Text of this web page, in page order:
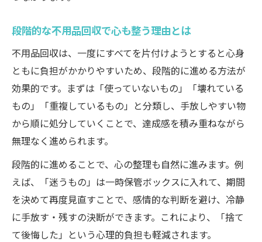
段階的な不用品回収で心も整う理由とは
不用品回収は、一度にすべてを片付けようとすると心身
ともに負担がかかりやすいため、段階的に進める方法が
効果的です。まずは「使っていないもの」「壊れている
もの」「重複しているもの」と分類し、手放しやすい物
から順に処分していくことで、達成感を積み重ねながら
無理なく進められます。
段階的に進めることで、心の整理も自然に進みます。例
えば、「迷うもの」は一時保管ボックスに入れて、期間
を決めて再度見直すことで、感情的な判断を避け、冷静
に手放す・残すの決断ができます。これにより、「捨て
て後悔した」という心理的負担も軽減されます。